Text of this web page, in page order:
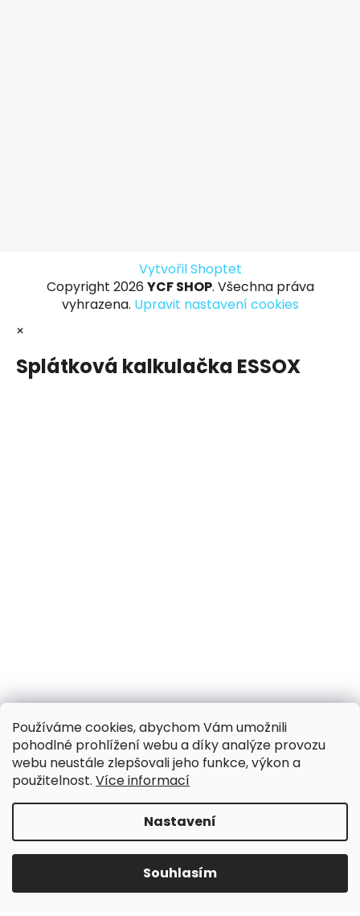
Používáme cookies, abychom Vám umožnili
pohodlné prohlížení webu a díky analýze provozu
webu neustále zlepšovali jeho funkce, výkon a
použitelnost. Více informací
Nastavení
Souhlasím
31.7.-8.8. DOVOLENÁ, objednávky a dotazy vyřídíme
po dovolené. Během dovolené nevyřizujeme
Vytvořil Shoptet
Copyright 2026 YCF SHOP. Všechna práva
vyhrazena. Upravit nastavení cookies
×
Splátková kalkulačka ESSOX